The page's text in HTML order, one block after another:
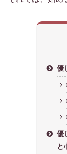
優
優
と